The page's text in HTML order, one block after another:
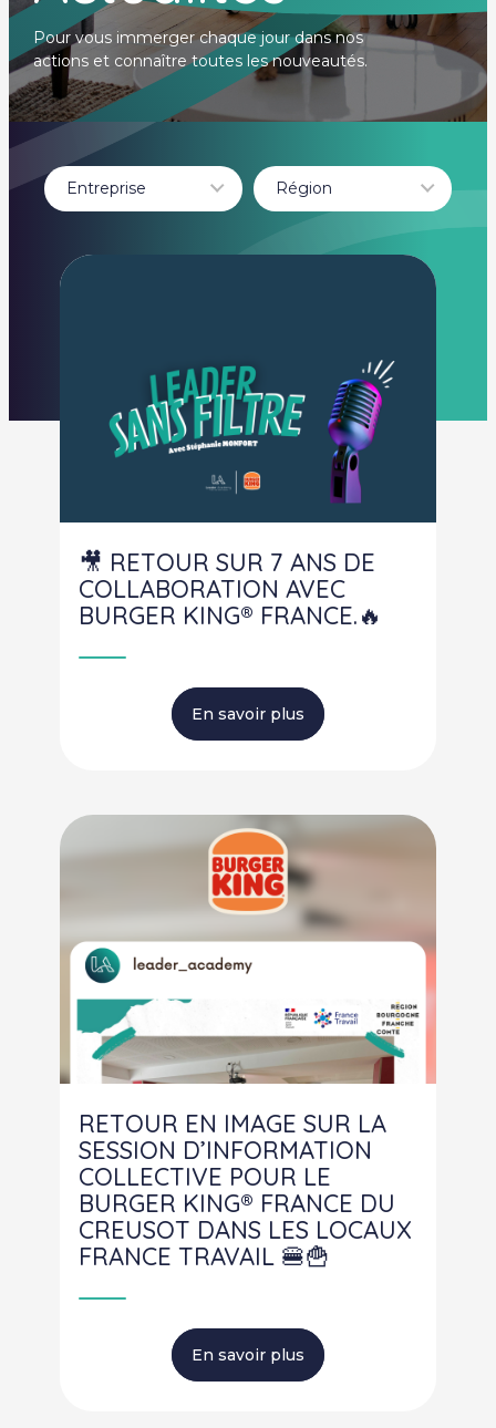
Pour vous immerger chaque jour dans nos
actions et connaître toutes les nouveautés.
Entreprise
BURGER KING
Région
Auvergne-Rhône-
guadeloupe
HAUTE-GARONNE
Hauts-de-France
Île-de-France
Itteville
Saint-Maixent-
l'École
TARBES
Provence-Alpes-
Morbihan
Nouvelle-Aquitaine
🎥 RETOUR SUR 7 ANS DE
COLLABORATION AVEC
BURGER KING® FRANCE.🔥
En savoir plus
RETOUR EN IMAGE SUR LA
SESSION D’INFORMATION
COLLECTIVE POUR LE
BURGER KING® FRANCE DU
CREUSOT DANS LES LOCAUX
FRANCE TRAVAIL 🍔🍟
En savoir plus